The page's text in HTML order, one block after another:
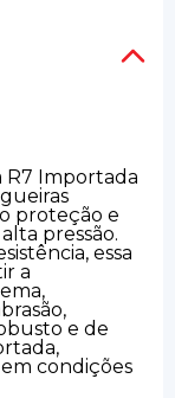
R7 Importada
proteção e
pressão.
essa
a
e de
condições